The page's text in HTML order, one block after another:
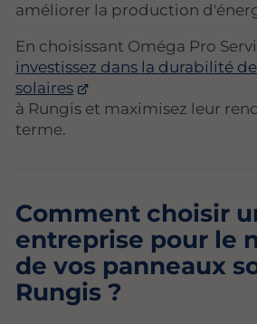
améliorer la production
En choisissant Oméga Pro
investissez dans la durabilité
solaires
à Rungis et maximisez leur
terme.
Comment choisir
entreprise pour le
de vos panneaux
Rungis ?